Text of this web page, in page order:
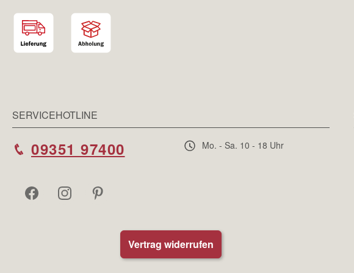
SERVICEHOTLINE
09351 97400 Mo. - Sa. 10 - 18 Uhr
Vertrag widerrufen